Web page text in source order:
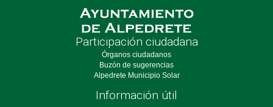
Participación ciudadana
Órganos ciudadanos
Buzón de sugerencias
Alpedrete Municipio Solar
Información útil